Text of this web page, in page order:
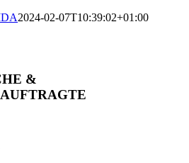
2024-02-07T10:39:02+01:00
&